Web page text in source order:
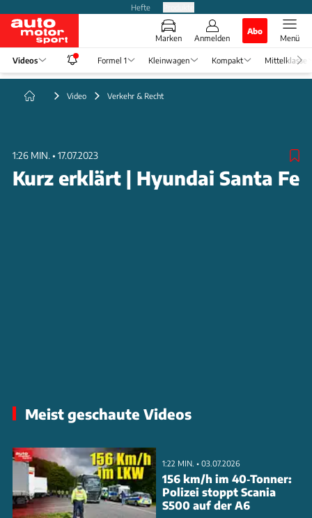
Hefte
Marken Anmelden
Abo
Menü
Videos Formel 1 Kleinwagen Kompakt Mittelklasse
Video Verkehr & Recht
1:26 MIN. • 17.07.2023
Kurz erklärt | Hyundai Santa Fe
Meist geschaute Videos
1:22 MIN. • 03.07.2026
156 km/h im 40‑Tonner:
Polizei stoppt Scania
S500 auf der A6